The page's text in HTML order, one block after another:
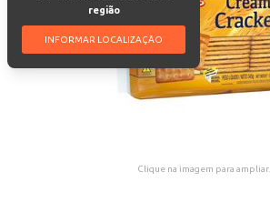
região
INFORMAR LOCALIZAÇÃO
Clique na imagem para ampliar.